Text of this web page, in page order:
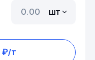
шт
₽/т